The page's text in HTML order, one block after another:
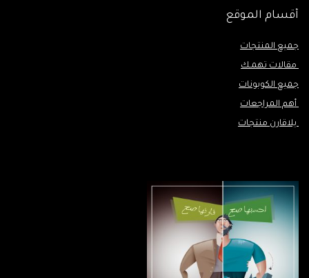
أقسام الموقع
جميع المنتجات
مقالات تهمـك
جميع الكوبونات
أهم المراجعات
يلاقارن منتجات